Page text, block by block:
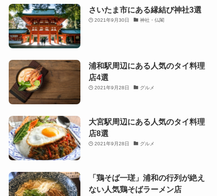
さいたま市にある縁結び神社3選
2021年9月30日 神社・仏閣
浦和駅周辺にある人気のタイ料理
店4選
2021年9月28日 グルメ
大宮駅周辺にある人気のタイ料理
店8選
2021年9月28日 グルメ
「鶏そば一瑳」浦和の行列が絶え
ない人気鶏そばラーメン店